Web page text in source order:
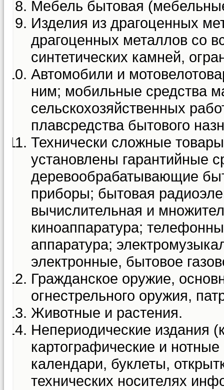
Мебель бытовая
Изделия из драгоценных
драгоценных металлов со
синтетических камней,
Автомобили и
ним; мобильные средства
сельскохозяйственных
плавсредства бытового
Технически сложные
установлены гарантийные
деревообрабатывающие
приборы; бытовая
вычислительная и
киноаппаратура;
аппаратура;
электронные, бытовое
Гражданское оружие,
огнестрельного оружия,
Животные и растения.
Непериодические издания
картографические и
календари, буклеты,
технических носителях